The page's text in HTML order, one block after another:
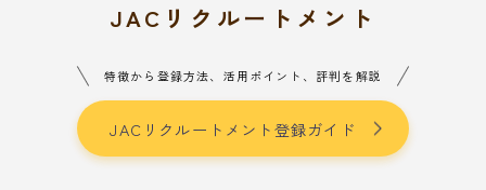
JACリクルートメント
特徴から登録方法、活用ポイント、評判を解説
JACリクルートメント登録ガイド